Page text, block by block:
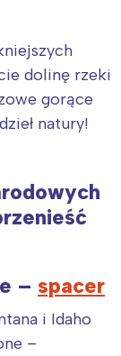
dolinę rzeki
gorące
natury!
– spacer
i Idaho
–